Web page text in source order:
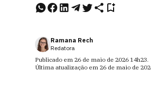
Ramana Rech
Redatora
Publicado em 26 de maio de 2026 14h23.
Última atualização em 26 de maio de